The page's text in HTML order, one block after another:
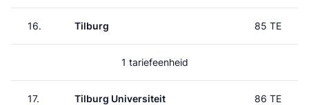
16. Tilburg 85 TE
1 tariefeenheid
17. Tilburg Universiteit 86 TE